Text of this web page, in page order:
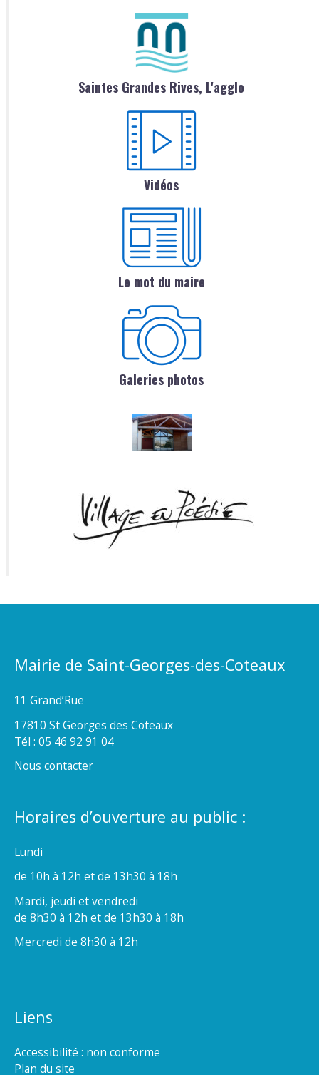
Saintes Grandes Rives, L'agglo
Vidéos
Le mot du maire
Galeries photos
Mairie de Saint-Georges-des-Coteaux
11 Grand’Rue
17810 St Georges des Coteaux
Tél : 05 46 92 91 04
Nous contacter
Horaires d’ouverture au public :
Lundi
de 10h à 12h et de 13h30 à 18h
Mardi, jeudi et vendredi
de 8h30 à 12h et de 13h30 à 18h
Mercredi de 8h30 à 12h
Liens
Accessibilité : non conforme
Plan du site